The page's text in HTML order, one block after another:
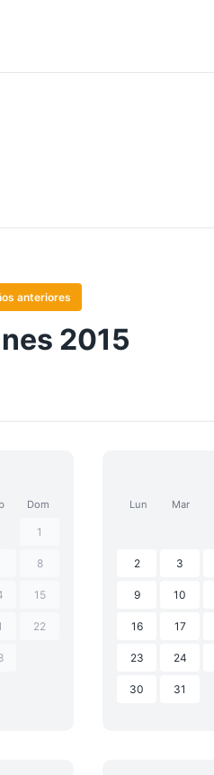
anteriores
2015
Dom
1
8
15
22
Lun Mar
2 3
9 10
16 17
23 24
30 31